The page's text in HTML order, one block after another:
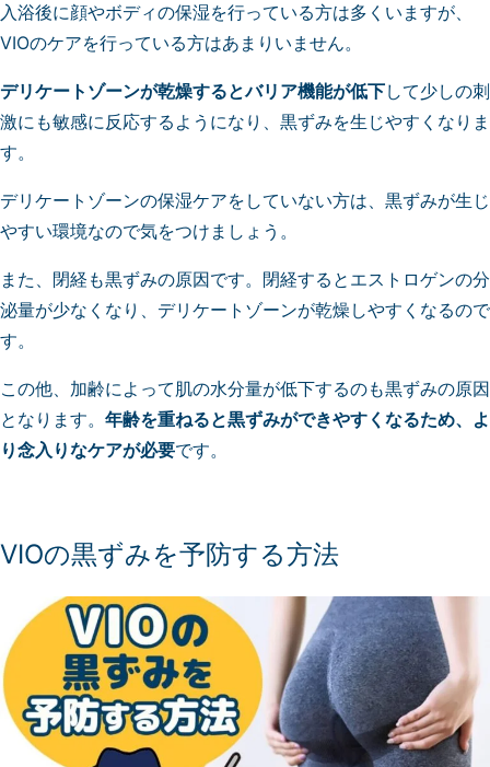
入浴後に顔やボディの保湿を行っている方は多くいますが、
VIOのケアを行っている方はあまりいません。
デリケートゾーンが乾燥するとバリア機能が低下して少しの刺
激にも敏感に反応するようになり、黒ずみを生じやすくなりま
す。
デリケートゾーンの保湿ケアをしていない方は、黒ずみが生じ
やすい環境なので気をつけましょう。
また、閉経も黒ずみの原因です。閉経するとエストロゲンの分
泌量が少なくなり、デリケートゾーンが乾燥しやすくなるので
す。
この他、加齢によって肌の水分量が低下するのも黒ずみの原因
となります。 年齢を重ねると黒ずみができやすくなるため、よ
り念入りなケアが必要です。
VIOの黒ずみを予防する方法